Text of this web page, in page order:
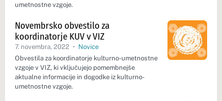
umetnostne vzgoje.
Novembrsko obvestilo za
koordinatorje KUV v VIZ
7. novembra, 2022 • Novice
Obvestila za koordinatorje kulturno-umetnostne
vzgoje v VIZ, ki vključujejo pomembnejše
aktualne informacije in dogodke iz kulturno-
umetnostne vzgoje.